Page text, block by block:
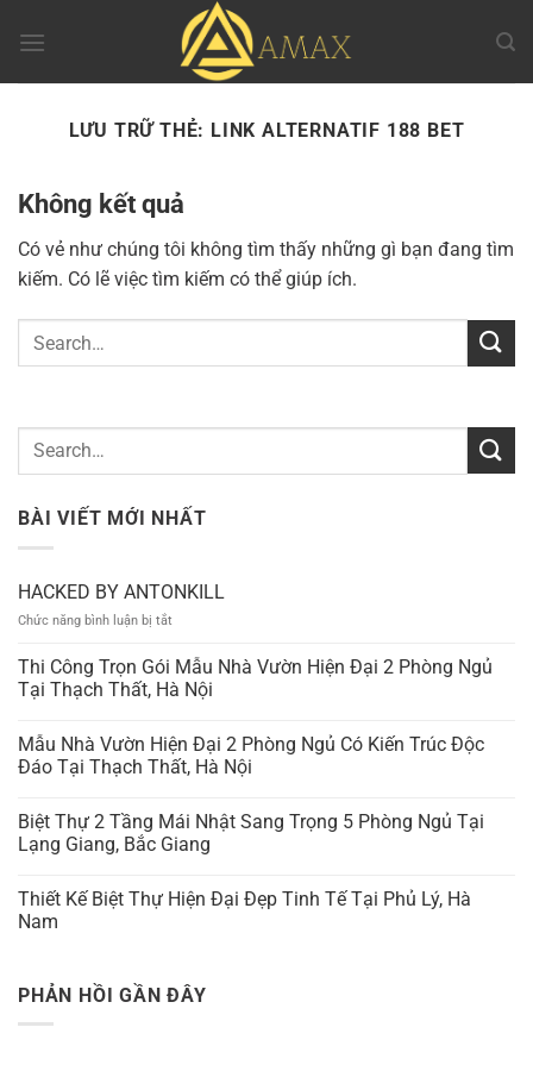
đến
LƯU TRỮ THẺ: LINK ALTERNATIF 188 BET
Không kết quả
Có vẻ như chúng tôi không tìm thấy những gì bạn đang tìm
kiếm. Có lẽ việc tìm kiếm có thể giúp ích.
BÀI VIẾT MỚI NHẤT
HACKED BY ANTONKILL
Chức năng bình luận bị tắt
BY
ANTONKILL
Thi Công Trọn Gói Mẫu Nhà Vườn Hiện Đại 2 Phòng Ngủ
Tại Thạch Thất, Hà Nội
Mẫu Nhà Vườn Hiện Đại 2 Phòng Ngủ Có Kiến Trúc Độc
Đáo Tại Thạch Thất, Hà Nội
Biệt Thự 2 Tầng Mái Nhật Sang Trọng 5 Phòng Ngủ Tại
Lạng Giang, Bắc Giang
Thiết Kế Biệt Thự Hiện Đại Đẹp Tinh Tế Tại Phủ Lý, Hà
Nam
PHẢN HỒI GẦN ĐÂY